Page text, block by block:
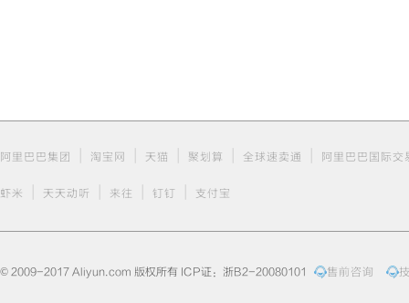
阿里巴巴集团 淘宝网 天猫 聚划算 全球速卖通 阿里巴巴国际交
虾米 天天动听 来往 钉钉 支付宝
© 2009-2017 Aliyun.com 版权所有 ICP证：浙B2-20080101 售前咨询